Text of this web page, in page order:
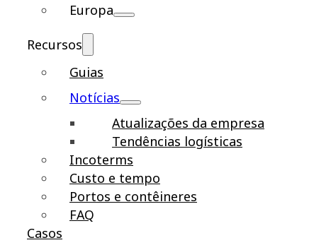
Europa
Recursos
Guias
Notícias
Atualizações da empresa
Tendências logísticas
Incoterms
Custo e tempo
Portos e contêineres
FAQ
Casos